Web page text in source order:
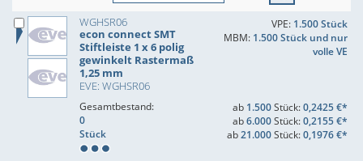
WGHSR06
econ connect SMT
Stiftleiste 1 x 6 polig
gewinkelt Rastermaß
1,25 mm
EVE: WGHSR06
VPE: 1.500 Stück
MBM: 1.500 Stück und nur
volle VE
Gesamtbestand:
0
Stück
ab 1.500Stück:0,2425 €*
ab6.000Stück:0,2155 €*
ab21.000Stück:0,1976 €*